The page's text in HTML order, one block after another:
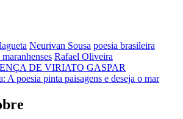
Neurivan Sousa poesia brasileira
maranhenses Rafael Oliveira
DE VIRIATO GASPAR
A poesia pinta paisagens e deseja o mar